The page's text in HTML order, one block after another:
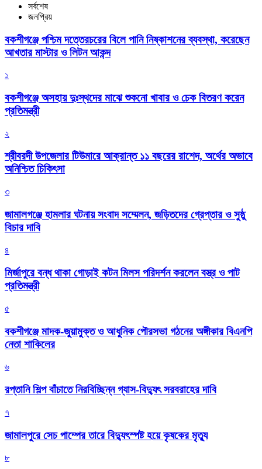
সর্বশেষ
জনপ্রিয়
বকশীগঞ্জে পশ্চিম দত্তেরচরের বিলে পানি নিষ্কাশনের ব্যবস্থা, করেছেন
আখতার মাস্টার ও লিটন আকন্দ
১
বকশীগঞ্জে অসহায় দুঃস্থদের মাঝে শুকনো খাবার ও চেক বিতরণ করেন
প্রতিমন্ত্রী
২
শ্রীবরদী উপজেলার টিউমারে আক্রান্ত ১১ বছরের রাশেদ, অর্থের অভাবে
অনিশ্চিত চিকিৎসা
৩
জামালগঞ্জে হামলার ঘটনায় সংবাদ সম্মেলন, জড়িতদের গ্রেপ্তার ও সুষ্ঠু
বিচার দাবি
৪
মির্জাপুরে বন্ধ থাকা গোড়াই কটন মিলস পরিদর্শন করলেন বস্ত্র ও পাট
প্রতিমন্ত্রী
৫
বকশীগঞ্জে মাদক-জুয়ামুক্ত ও আধুনিক পৌরসভা গঠনের অঙ্গীকার বিএনপি
নেতা শাকিলের
৬
রপ্তানি শিল্প বাঁচাতে নিরবিচ্ছিন্ন গ্যাস-বিদ্যুৎ সরবরাহের দাবি
৭
জামালপুরে সেচ পাম্পের তারে বিদ্যুৎস্পষ্ট হয়ে কৃষকের মৃত্যু
৮